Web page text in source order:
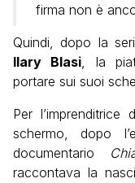
firma non è
Quindi, dopo la
Ilary Blasi, la
portare sui suoi
Per
schermo, dopo
documentario
raccontava la